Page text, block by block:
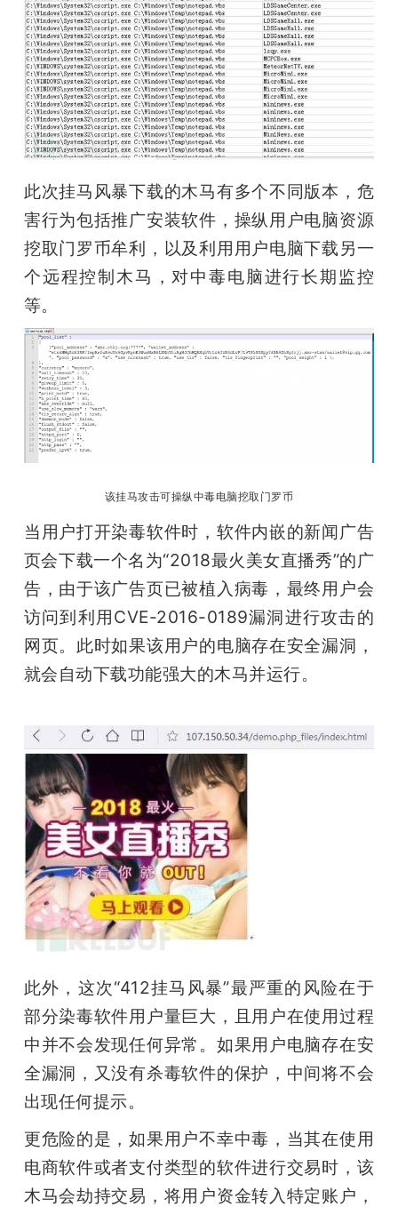
GAIR
专
题
爱
搞
此次挂马风暴下载的木马有多个不同版本，危
害行为包括推广安装软件，操纵用户电脑资源
挖取门罗币牟利，以及利用用户电脑下载另一
个远程控制木马，对中毒电脑进行长期监控
等。
该挂马攻击可操纵中毒电脑挖取门罗币
当用户打开染毒软件时，软件内嵌的新闻广告
页会下载一个名为“2018最火美女直播秀”的广
告，由于该广告页已被植入病毒，最终用户会
访问到利用CVE-2016-0189漏洞进行攻击的
网页。此时如果该用户的电脑存在安全漏洞，
就会自动下载功能强大的木马并运行。
此外，这次“412挂马风暴”最严重的风险在于
部分染毒软件用户量巨大，且用户在使用过程
中并不会发现任何异常。如果用户电脑存在安
全漏洞，又没有杀毒软件的保护，中间将不会
出现任何提示。
更危险的是，如果用户不幸中毒，当其在使用
电商软件或者支付类型的软件进行交易时，该
木马会劫持交易，将用户资金转入特定账户，